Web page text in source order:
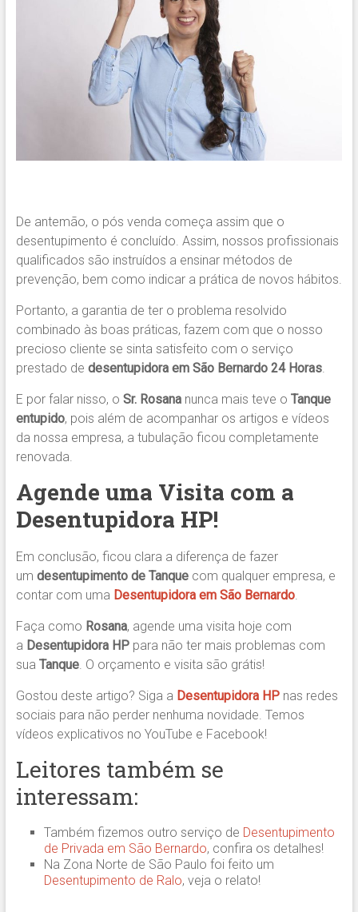
De antemão, o pós venda começa assim que o
desentupimento é concluído. Assim, nossos profissionais
qualificados são instruídos a ensinar métodos de
prevenção, bem como indicar a prática de novos hábitos.
Portanto, a garantia de ter o problema resolvido
combinado às boas práticas, fazem com que o nosso
precioso cliente se sinta satisfeito com o serviço
prestado de desentupidora em São Bernardo 24 Horas.
E por falar nisso, o Sr. Rosana nunca mais teve o Tanque
entupido, pois além de acompanhar os artigos e vídeos
da nossa empresa, a tubulação ficou completamente
renovada.
Agende uma Visita com a
Desentupidora HP!
Em conclusão, ficou clara a diferença de fazer
um desentupimento de Tanque com qualquer empresa, e
contar com uma Desentupidora em São Bernardo.
Faça como Rosana, agende uma visita hoje com
a Desentupidora HPpara não ter mais problemas com
sua Tanque. O orçamento e visita são grátis!
Gostou deste artigo? Siga a Desentupidora HPnas redes
sociais para não perder nenhuma novidade. Temos
vídeos explicativos no YouTube e Facebook!
Leitores também se
interessam:
Também fizemos outro serviço de Desentupimento
de Privada em São Bernardo, confira os detalhes!
Na Zona Norte de São Paulo foi feito um
Desentupimento de Ralo, veja o relato!